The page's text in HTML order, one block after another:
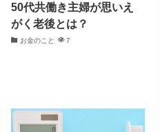
50代共働き主婦が思いえ
がく老後とは？
お金のこと 7